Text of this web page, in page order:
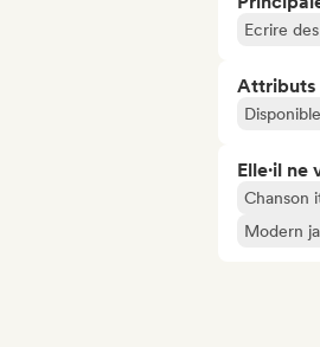
Ecrire
Attributs
Elle·il
Chanson
Modern